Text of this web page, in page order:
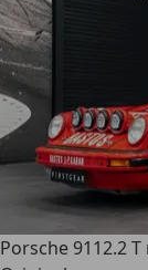
Porsche 9112.2